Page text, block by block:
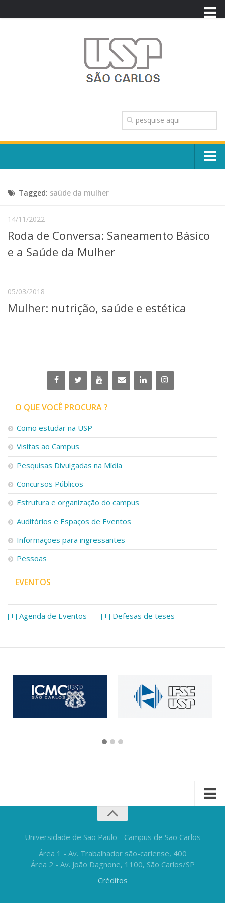
TRANSPARÊNCIA
OUVIDORIA
CONTATO
Escola, Institutos e Órgãos
Núcleos e Comissões
Telefones e Mapas
Pessoas
Educação a distância
Cursos de Extensão
Iniciação Científica
Transferência de Tecnologia
Empresas Juniores
Extensão à Comunidade
Artes, Cultura e Esportes
Serviços
Bibliotecas
Apoio ao Estudante
Segurança, Trânsito e Prevenção
RH, Administrativo e Financeiro
Outros serviços
Comunicação
Assessorias e Mídias
Jornal da USP
Defesa de Teses
Tagged: saúde da mulher
14/11/2022
Roda de Conversa: Saneamento Básico
e a Saúde da Mulher
05/03/2018
Mulher: nutrição, saúde e estética
O QUE VOCÊ PROCURA ?
Como estudar na USP
Visitas ao Campus
Pesquisas Divulgadas na Mídia
Concursos Públicos
Estrutura e organização do campus
Auditórios e Espaços de Eventos
Informações para ingressantes
Pessoas
EVENTOS
[+] Agenda de Eventos [+] Defesas de teses
Universidade de São Paulo - Campus de São Carlos
Área 1 - Av. Trabalhador são-carlense, 400
Área 2 - Av. João Dagnone, 1100, São Carlos/SP
Créditos